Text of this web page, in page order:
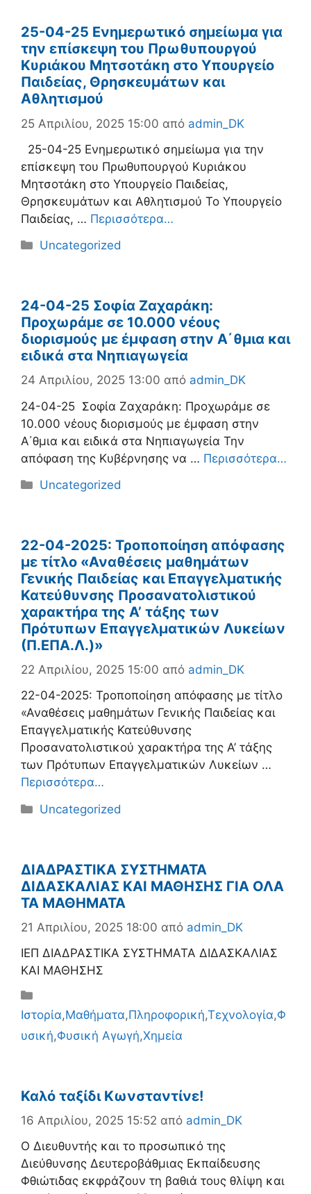
25-04-25 Ενημερωτικό σημείωμα για
την επίσκεψη του Πρωθυπουργού
Κυριάκου Μητσοτάκη στο Υπουργείο
Παιδείας, Θρησκευμάτων και
Αθλητισμού
25 Απριλίου, 2025 15:00 από admin_DK
25-04-25 Ενημερωτικό σημείωμα για την
επίσκεψη του Πρωθυπουργού Κυριάκου
Μητσοτάκη στο Υπουργείο Παιδείας,
Θρησκευμάτων και Αθλητισμού Το Υπουργείο
Παιδείας, … Περισσότερα…
Κατηγορίες
Uncategorized
24-04-25 Σοφία Ζαχαράκη:
Προχωράμε σε 10.000 νέους
διορισμούς με έμφαση στην Α΄θμια και
ειδικά στα Νηπιαγωγεία
24 Απριλίου, 2025 13:00 από admin_DK
24-04-25 Σοφία Ζαχαράκη: Προχωράμε σε
10.000 νέους διορισμούς με έμφαση στην
Α΄θμια και ειδικά στα Νηπιαγωγεία Την
απόφαση της Κυβέρνησης να … Περισσότερα…
Κατηγορίες
Uncategorized
22-04-2025: Τροποποίηση απόφασης
με τίτλο «Αναθέσεις μαθημάτων
Γενικής Παιδείας και Επαγγελματικής
Κατεύθυνσης Προσανατολιστικού
χαρακτήρα της Α’ τάξης των
Πρότυπων Επαγγελματικών Λυκείων
(Π.ΕΠΑ.Λ.)»
22 Απριλίου, 2025 15:00 από admin_DK
22-04-2025: Τροποποίηση απόφασης με τίτλο
«Αναθέσεις μαθημάτων Γενικής Παιδείας και
Επαγγελματικής Κατεύθυνσης
Προσανατολιστικού χαρακτήρα της Α’ τάξης
των Πρότυπων Επαγγελματικών Λυκείων …
Περισσότερα…
Κατηγορίες
Uncategorized
ΔΙΑΔΡΑΣΤΙΚΑ ΣΥΣΤΗΜΑΤΑ
ΔΙΔΑΣΚΑΛΙΑΣ ΚΑΙ ΜΑΘΗΣΗΣ ΓΙΑ ΟΛΑ
ΤΑ ΜΑΘΗΜΑΤΑ
21 Απριλίου, 2025 18:00 από admin_DK
ΙΕΠ ΔΙΑΔΡΑΣΤΙΚΑ ΣΥΣΤΗΜΑΤΑ ΔΙΔΑΣΚΑΛΙΑΣ
ΚΑΙ ΜΑΘΗΣΗΣ
Ιστορία,Μαθήματα,Πληροφορική,Τεχνολογία,Φ
υσική,Φυσική Αγωγή,Χημεία
Καλό ταξίδι Κωνσταντίνε!
16 Απριλίου, 2025 15:52 από admin_DK
Ο Διευθυντής και το προσωπικό της
Διεύθυνσης Δευτεροβάθμιας Εκπαίδευσης
Φθιώτιδας εκφράζουν τη βαθιά τους θλίψη και